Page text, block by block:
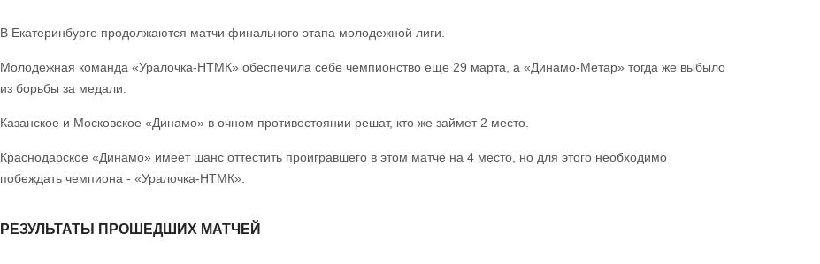
В Екатеринбурге продолжаются матчи финального этапа молодежной лиги.
Молодежная команда «Уралочка-НТМК» обеспечила себе чемпионство еще 29 марта, а «Динамо-Метар» тогда же выбыло
из борьбы за медали.
Казанское и Московское «Динамо» в очном противостоянии решат, кто же займет 2 место.
Краснодарское «Динамо» имеет шанс оттестить проигравшего в этом матче на 4 место, но для этого необходимо
побеждать чемпиона - «Уралочка-НТМК».
РЕЗУЛЬТАТЫ ПРОШЕДШИХ МАТЧЕЙ